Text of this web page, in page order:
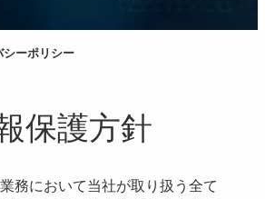
シーポリシー
保護方針
務において当社が取り扱う全て